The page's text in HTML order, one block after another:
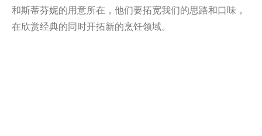
和斯蒂芬妮的用意所在，他们要拓宽我们的思路和口味，
在欣赏经典的同时开拓新的烹饪领域。